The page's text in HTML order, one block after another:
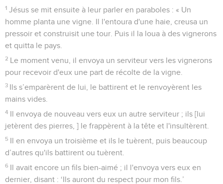
1 Jésus se mit ensuite à leur parler en paraboles : « Un
homme planta une vigne. Il l'entoura d'une haie, creusa un
pressoir et construisit une tour. Puis il la loua à des vignerons
et quitta le pays.
2 Le moment venu, il envoya un serviteur vers les vignerons
pour recevoir d'eux une part de récolte de la vigne.
3 Ils s’emparèrent de lui, le battirent et le renvoyèrent les
mains vides.
4 Il envoya de nouveau vers eux un autre serviteur ; ils [lui
jetèrent des pierres, ] le frappèrent à la tête et l'insultèrent.
5 Il en envoya un troisième et ils le tuèrent, puis beaucoup
d’autres qu'ils battirent ou tuèrent.
6 Il avait encore un fils bien-aimé ; il l'envoya vers eux en
dernier, disant : ‘Ils auront du respect pour mon fils.’